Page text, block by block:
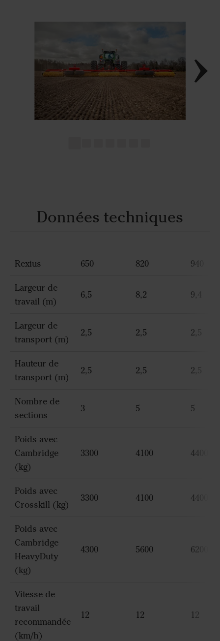
Données techniques
Rexius 650 820 940
Largeur de
travail (m)
6,5 8,2 9,4
Largeur de
transport (m)
2,5 2,5 2,5
Hauteur de
transport (m)
2,5 2,5 2,5
Nombre de
sections
3 5 5
Poids avec
Cambridge
(kg)
3300 4100 4400
Poids avec
Crosskill (kg)
3300 4100 4400
Poids avec
Cambridge
HeavyDuty
(kg)
4300 5600 6200
Vitesse de
travail
recommandée
(km/h)
12 12 12